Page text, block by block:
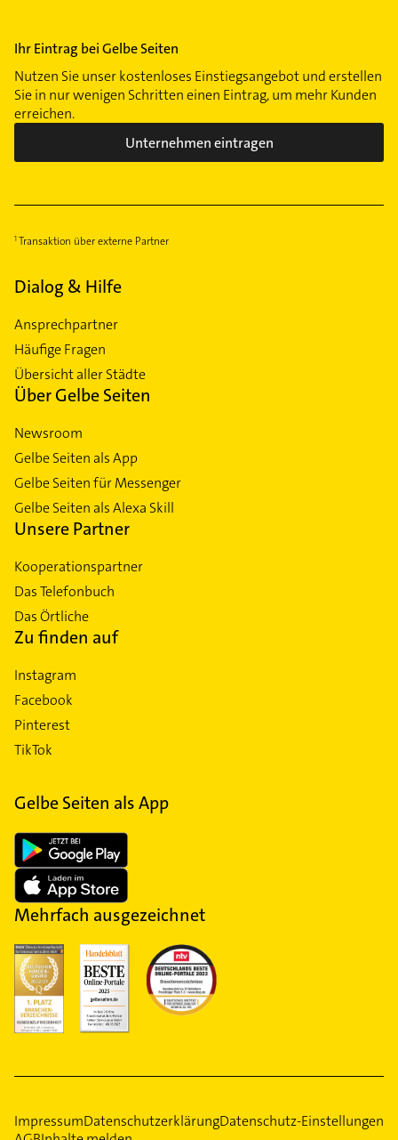
Ihr Eintrag bei Gelbe Seiten
Nutzen Sie unser kostenloses Einstiegsangebot und erstellen
Sie in nur wenigen Schritten einen Eintrag, um mehr Kunden
erreichen.
Unternehmen eintragen
Transaktion über externe Partner
Dialog & Hilfe
Ansprechpartner
Häufige Fragen
Übersicht aller Städte
Über Gelbe Seiten
Newsroom
Gelbe Seiten als App
Gelbe Seiten für Messenger
Gelbe Seiten als Alexa Skill
Unsere Partner
Kooperationspartner
Das Telefonbuch
Das Örtliche
Zu finden auf
Instagram
Facebook
Pinterest
TikTok
Gelbe Seiten als App
Mehrfach ausgezeichnet
ImpressumDatenschutzerklärungDatenschutz-Einstellungen